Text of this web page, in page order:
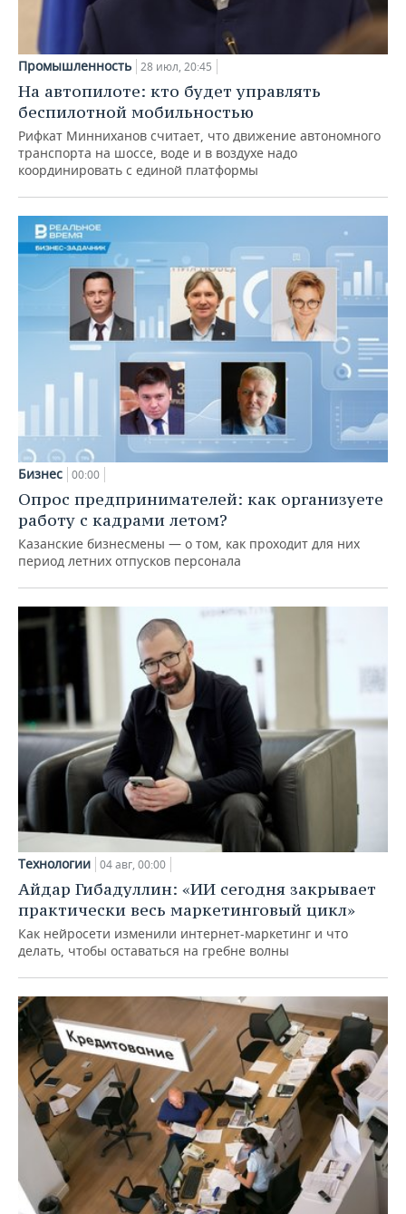
Промышленность 28 июл, 20:45
На автопилоте: кто будет управлять
беспилотной мобильностью
Рифкат Минниханов считает, что движение автономного
транспорта на шоссе, воде и в воздухе надо
координировать с единой платформы
Бизнес 00:00
Опрос предпринимателей: как организуете
работу с кадрами летом?
Казанские бизнесмены — о том, как проходит для них
период летних отпусков персонала
Технологии 04 авг, 00:00
Айдар Гибадуллин: «ИИ сегодня закрывает
практически весь маркетинговый цикл»
Как нейросети изменили интернет-маркетинг и что
делать, чтобы оставаться на гребне волны